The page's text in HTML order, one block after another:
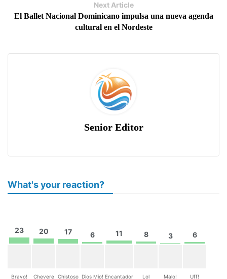
Next Article
El Ballet Nacional Dominicano impulsa una nueva agenda
cultural en el Nordeste
Senior Editor
What's your reaction?
23
Bravo!
20
Chevere
17
Chistoso
6
Dios Mio!
11
Encantador
8
Lol
3
Malo!
6
Uff!